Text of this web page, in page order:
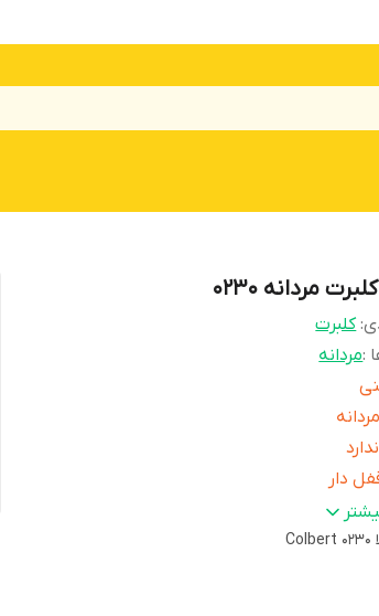
مردانه 0230
:کلبرت
:مردانه
مردانه
ندارد
دار
شمار :دارد
Colbert 0230